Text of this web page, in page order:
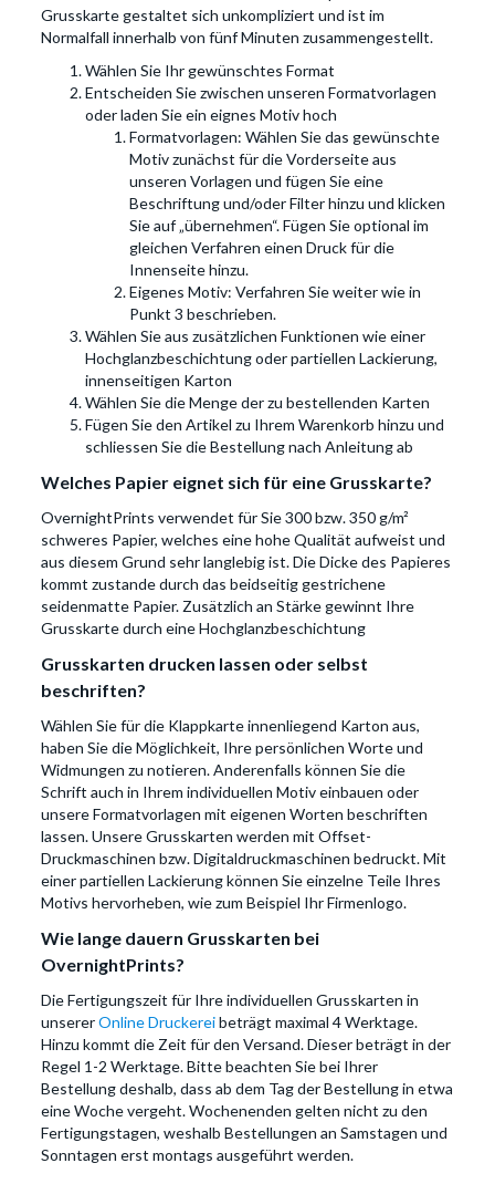
Grusskarte gestaltet sich unkompliziert und ist im
Normalfall innerhalb von fünf Minuten zusammengestellt.
Wählen Sie Ihr gewünschtes Format
Entscheiden Sie zwischen unseren Formatvorlagen
oder laden Sie ein eignes Motiv hoch
Formatvorlagen: Wählen Sie das gewünschte
Motiv zunächst für die Vorderseite aus
unseren Vorlagen und fügen Sie eine
Beschriftung und/oder Filter hinzu und klicken
Sie auf „übernehmen“. Fügen Sie optional im
gleichen Verfahren einen Druck für die
Innenseite hinzu.
Eigenes Motiv: Verfahren Sie weiter wie in
Punkt 3 beschrieben.
Wählen Sie aus zusätzlichen Funktionen wie einer
Hochglanzbeschichtung oder partiellen Lackierung,
innenseitigen Karton
Wählen Sie die Menge der zu bestellenden Karten
Fügen Sie den Artikel zu Ihrem Warenkorb hinzu und
schliessen Sie die Bestellung nach Anleitung ab
Welches Papier eignet sich für eine Grusskarte?
OvernightPrints verwendet für Sie 300 bzw. 350 g/m²
schweres Papier, welches eine hohe Qualität aufweist und
aus diesem Grund sehr langlebig ist. Die Dicke des Papieres
kommt zustande durch das beidseitig gestrichene
seidenmatte Papier. Zusätzlich an Stärke gewinnt Ihre
Grusskarte durch eine Hochglanzbeschichtung
Grusskarten drucken lassen oder selbst
beschriften?
Wählen Sie für die Klappkarte innenliegend Karton aus,
haben Sie die Möglichkeit, Ihre persönlichen Worte und
Widmungen zu notieren. Anderenfalls können Sie die
Schrift auch in Ihrem individuellen Motiv einbauen oder
unsere Formatvorlagen mit eigenen Worten beschriften
lassen. Unsere Grusskarten werden mit Offset-
Druckmaschinen bzw. Digitaldruckmaschinen bedruckt. Mit
einer partiellen Lackierung können Sie einzelne Teile Ihres
Motivs hervorheben, wie zum Beispiel Ihr Firmenlogo.
Wie lange dauern Grusskarten bei
OvernightPrints?
Die Fertigungszeit für Ihre individuellen Grusskarten in
unsererOnline Druckereibeträgt maximal 4 Werktage.
Hinzu kommt die Zeit für den Versand. Dieser beträgt in der
Regel 1-2 Werktage. Bitte beachten Sie bei Ihrer
Bestellung deshalb, dass ab dem Tag der Bestellung in etwa
eine Woche vergeht. Wochenenden gelten nicht zu den
Fertigungstagen, weshalb Bestellungen an Samstagen und
Sonntagen erst montags ausgeführt werden.